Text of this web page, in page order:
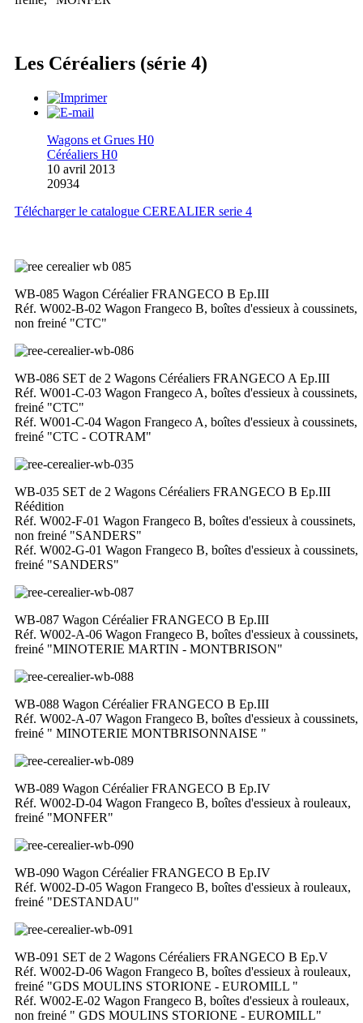
Les Céréaliers (série 4)
Wagons et Grues H0
Céréaliers H0
10 avril 2013
20934
Télécharger le catalogue CEREALIER serie 4
WB-085 Wagon Céréalier FRANGECO B Ep.III
Réf. W002-B-02 Wagon Frangeco B, boîtes d'essieux à coussinets,
non freiné "CTC"
WB-086 SET de 2 Wagons Céréaliers FRANGECO A Ep.III
Réf. W001-C-03 Wagon Frangeco A, boîtes d'essieux à coussinets,
freiné "CTC"
Réf. W001-C-04 Wagon Frangeco A, boîtes d'essieux à coussinets,
freiné "CTC - COTRAM"
WB-035 SET de 2 Wagons Céréaliers FRANGECO B Ep.III
Réédition
Réf. W002-F-01 Wagon Frangeco B, boîtes d'essieux à coussinets,
non freiné "SANDERS"
Réf. W002-G-01 Wagon Frangeco B, boîtes d'essieux à coussinets,
freiné "SANDERS"
WB-087 Wagon Céréalier FRANGECO B Ep.III
Réf. W002-A-06 Wagon Frangeco B, boîtes d'essieux à coussinets,
freiné "MINOTERIE MARTIN - MONTBRISON"
WB-088 Wagon Céréalier FRANGECO B Ep.III
Réf. W002-A-07 Wagon Frangeco B, boîtes d'essieux à coussinets,
freiné " MINOTERIE MONTBRISONNAISE "
WB-089 Wagon Céréalier FRANGECO B Ep.IV
Réf. W002-D-04 Wagon Frangeco B, boîtes d'essieux à rouleaux,
freiné "MONFER"
WB-090 Wagon Céréalier FRANGECO B Ep.IV
Réf. W002-D-05 Wagon Frangeco B, boîtes d'essieux à rouleaux,
freiné "DESTANDAU"
WB-091 SET de 2 Wagons Céréaliers FRANGECO B Ep.V
Réf. W002-D-06 Wagon Frangeco B, boîtes d'essieux à rouleaux,
freiné "GDS MOULINS STORIONE - EUROMILL "
Réf. W002-E-02 Wagon Frangeco B, boîtes d'essieux à rouleaux,
non freiné " GDS MOULINS STORIONE - EUROMILL"